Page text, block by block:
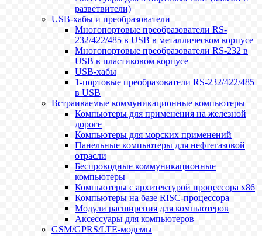
разветвители)
USB-хабы и преобразователи
Многопортовые преобразователи RS-
232/422/485 в USB в металлическом корпусе
Многопортовые преобразователи RS-232 в
USB в пластиковом корпусе
USB-хабы
1-портовые преобразователи RS-232/422/485
в USB
Встраиваемые коммуникационные компьютеры
Компьютеры для применения на железной
дороге
Компьютеры для морских применений
Панельные компьютеры для нефтегазовой
отрасли
Беспроводные коммуникационные
компьютеры
Компьютеры с архитектурой процессора x86
Компьютеры на базе RISC-процессора
Модули расширения для компьютеров
Аксессуары для компьютеров
GSM/GPRS/LTE-модемы